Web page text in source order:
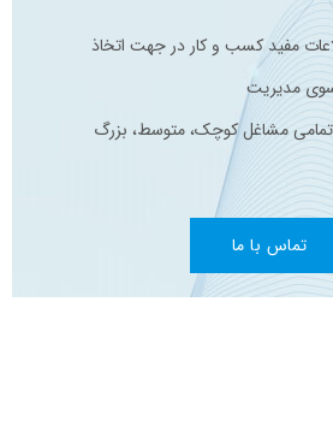
مفید کسب و کار در جهت اتخاذ
مدیریت
تمامی مشاغل کوچک، متوسط، بزرگ
تماس با ما